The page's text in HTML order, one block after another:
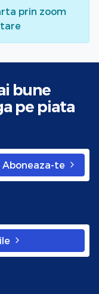
prin zoom
bune
pe piata
Aboneaza-te